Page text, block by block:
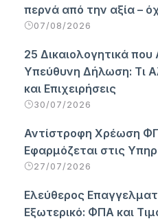
περνά από την αξία –
07/08/2026
25 Δικαιολογητικά που
Υπεύθυνη Δήλωση: Τι
και Επιχειρήσεις
30/07/2026
Αντίστροφη Χρέωση
Εφαρμόζεται στις
27/07/2026
Ελεύθερος
Εξωτερικό: ΦΠΑ και